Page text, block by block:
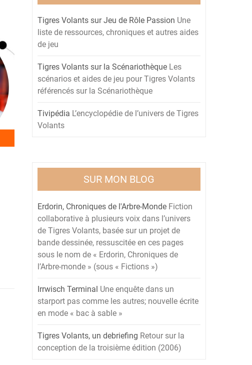
Tigres Volants sur Jeu de Rôle Passion Une
liste de ressources, chroniques et autres aides
de jeu
Tigres Volants sur la Scénariothèque Les
scénarios et aides de jeu pour Tigres Volants
référencés sur la Scénariothèque
Tivipédia L’encyclopédie de l’univers de Tigres
Volants
SUR MON BLOG
Erdorin, Chroniques de l'Arbre-Monde Fiction
collaborative à plusieurs voix dans l’univers
de Tigres Volants, basée sur un projet de
bande dessinée, ressuscitée en ces pages
sous le nom de « Erdorin, Chroniques de
l’Arbre-monde » (sous « Fictions »)
Irrwisch Terminal Une enquête dans un
starport pas comme les autres; nouvelle écrite
en mode « bac à sable »
Tigres Volants, un debriefing Retour sur la
conception de la troisième édition (2006)